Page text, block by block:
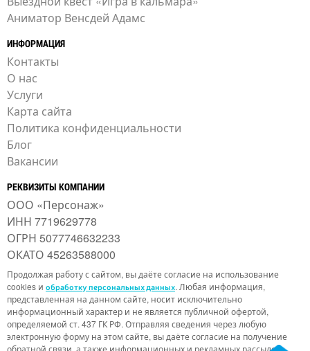
Аниматор Венсдей Адамс
ИНФОРМАЦИЯ
Контакты
О нас
Услуги
Карта сайта
Политика конфиденциальности
Блог
Вакансии
РЕКВИЗИТЫ КОМПАНИИ
ООО «Персонаж»
ИНН 7719629778
ОГРН 5077746632233
ОКАТО 45263588000
Продолжая работу с сайтом, вы даёте согласие на использование
cookies и обработку персональных данных. Любая информация,
представленная на данном сайте, носит исключительно
информационный характер и не является публичной офертой,
определяемой ст. 437 ГК РФ. Отправляя сведения через любую
электронную форму на этом сайте, вы даёте согласие на получение
обратной связи, а также информационных и рекламных рассылок.